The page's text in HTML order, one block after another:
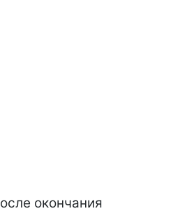
окончания